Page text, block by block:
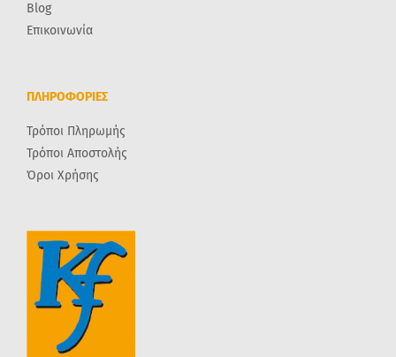
Blog
Επικοινωνία
ΠΛΗΡΟΦΟΡΙΕΣ
Τρόποι Πληρωμής
Τρόποι Αποστολής
Όροι Χρήσης